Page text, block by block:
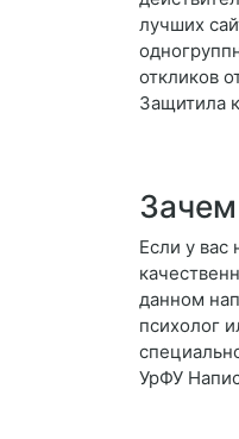
лучших
откликов
Защитила
Если у вас
данном
психолог
УрФУ